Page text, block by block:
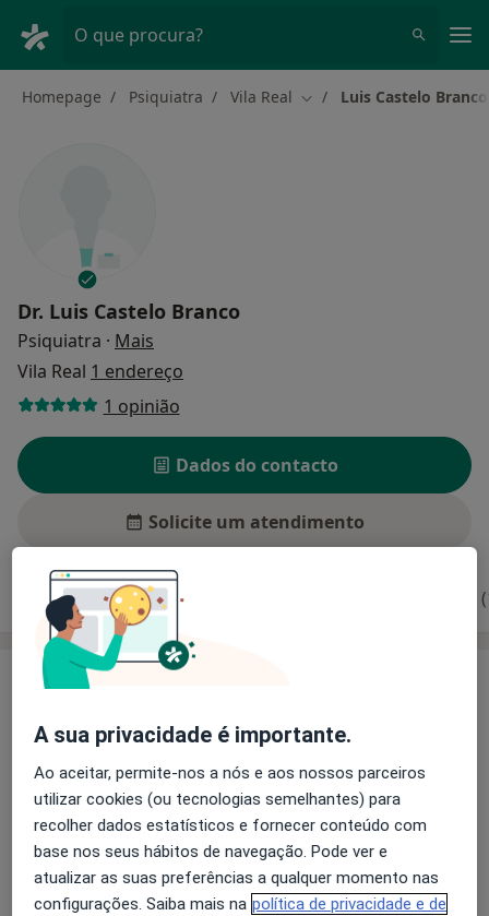
O que procura?
Homepage Psiquiatra Vila Real Mudar de cidade
Luis Castelo Branco
Dr. Luis Castelo Branco
Psiquiatra · Mais
Vila Real 1 endereço
1 opinião
Dados do contacto
Solicite um atendimento
Experiência Preços Opiniões
Experiência
Bulimia Nervosa
Transtorno Bipolar
Depressão Pós-Parto
Transtornos Neuróticos
Transtorno Depressivo
+25a11y_sr_more_diseases
Mostrar mais detalhes
sobre a experiência
A sua privacidade é importante.
Ao aceitar, permite-nos a nós e aos nossos parceiros
utilizar cookies (ou tecnologias semelhantes) para
recolher dados estatísticos e fornecer conteúdo com
base nos seus hábitos de navegação. Pode ver e
atualizar as suas preferências a qualquer momento nas
configurações. Saiba mais na política de privacidade e de